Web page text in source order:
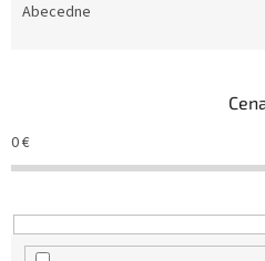
r
o
u
k
Abecedne
0€